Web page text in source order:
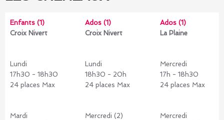
Enfants (1)
Croix Nivert
Ados (1)
Croix Nivert
Ados (1)
La Plaine
Lundi
17h30 - 18h30
24 places Max
Lundi
18h30 - 20h
24 places Max
Mercredi
17h - 18h30
24 places Max
Mardi
Mercredi (2)
Mercredi